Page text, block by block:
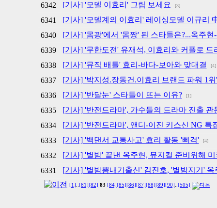
6342
[기사] '모델 이효리' 그림 보세요 [3]
6341
[기사] '모델계의 이효리' 레이싱모델 이규리
6340
[기사] '몸꽝'에서 '몸짱' 된 스타들은?...옥주현
6339
[기사] '무한도전' 유재석, 이효리와 커플로 드
6338
[기사] '뮤직 배틀' 효리-바다-보아와 맞대결 [4]
6337
[기사] '박지성.장동건.이효리 브랜드 파워 1위'
6336
[기사] '반달눈' 스타들이 뜨는 이유? [1]
6335
[기사] '반전드라마', 가수들의 드라마 진출 관
6334
[기사] '반전드라마', 앤디-이진 키스신 NG 특
6333
[기사] '백댄서 교통사고' 효리 활동 '삐걱' [4]
6332
[기사] '별밤' 끝낸 옥주현, 뮤지컬 준비위해
6331
[기사] '별밤뽐내기출신' 김진호, '별밤지기' 옥
[1] [81] [82] 83 [84] [85] [86] [87] [88] [89] [90] [505]